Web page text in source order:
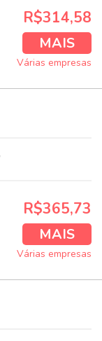
R$314,58
MAIS
Várias empresas
R$365,73
MAIS
Várias empresas